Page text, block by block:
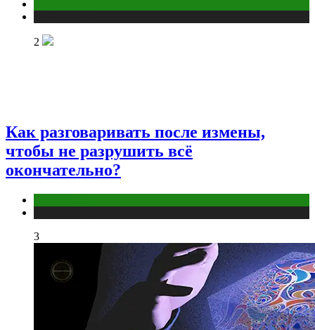
2
Как разговаривать после измены,
чтобы не разрушить всё
окончательно?
3